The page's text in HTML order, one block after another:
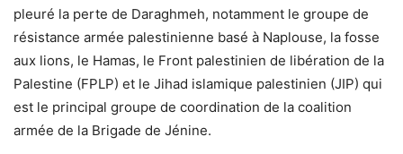
pleuré la perte de Daraghmeh, notamment le groupe de
résistance armée palestinienne basé à Naplouse, la fosse
aux lions, le Hamas, le Front palestinien de libération de la
Palestine (FPLP) et le Jihad islamique palestinien (JIP) qui
est le principal groupe de coordination de la coalition
armée de la Brigade de Jénine.